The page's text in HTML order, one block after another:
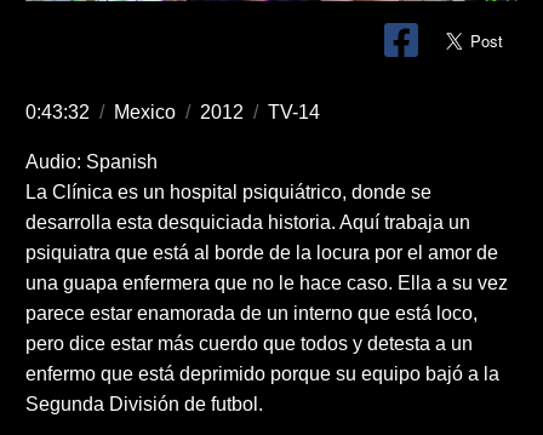
0:43:32 / Mexico / 2012 / TV-14
Audio: Spanish
La Clínica es un hospital psiquiátrico, donde se
desarrolla esta desquiciada historia. Aquí trabaja un
psiquiatra que está al borde de la locura por el amor de
una guapa enfermera que no le hace caso. Ella a su vez
parece estar enamorada de un interno que está loco,
pero dice estar más cuerdo que todos y detesta a un
enfermo que está deprimido porque su equipo bajó a la
Segunda División de futbol.